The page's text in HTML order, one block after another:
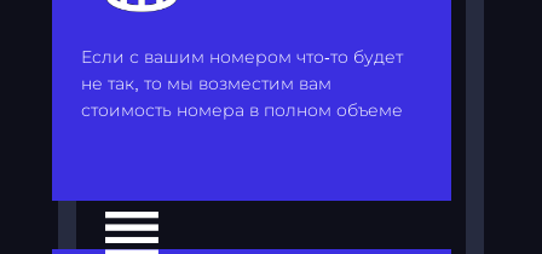
Если с вашим номером что-то будет
не так, то мы возместим вам
стоимость номера в полном объеме